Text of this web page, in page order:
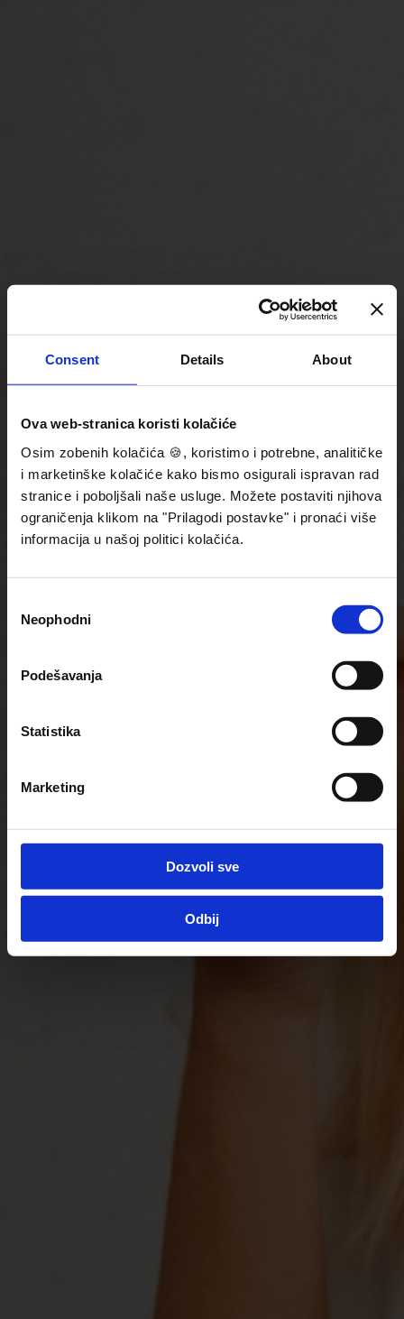
Consent Details About
Ova web-stranica koristi kolačiće
Osim zobenih kolačića 🍪, koristimo i potrebne, analitičke
i marketinške kolačiće kako bismo osigurali ispravan rad
stranice i poboljšali naše usluge. Možete postaviti njihova
ograničenja klikom na "Prilagodi postavke" i pronaći više
informacija u našoj politici kolačića.
Selection
Neophodni
Podešavanja
Statistika
Marketing
Dozvoli sve
Odbij